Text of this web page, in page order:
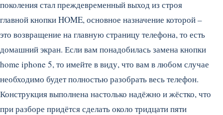
поколения стал преждевременный выход из строя
главной кнопки HOME, основное назначение которой –
это возвращение на главную страницу телефона, то есть
домашний экран. Если вам понадобилась замена кнопки
home iphone 5, то имейте в виду, что вам в любом случае
необходимо будет полностью разобрать весь телефон.
Конструкция выполнена настолько надёжно и жёстко, что
при разборе придётся сделать около тридцати пяти